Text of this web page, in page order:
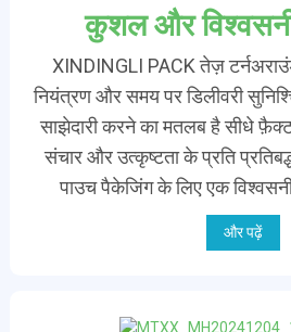
कुशल और
XINDINGLI PACK तेज़
नियंत्रण और समय पर डिलीवरी
साझेदारी करने का मतलब है सीधे
संचार और उत्कृष्टता के प्रति
पाउच पैकेजिंग के लिए एक
और पढ़ें